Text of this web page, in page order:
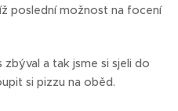
poslední možnost na focení
a tak jsme si sjeli do
si pizzu na oběd.